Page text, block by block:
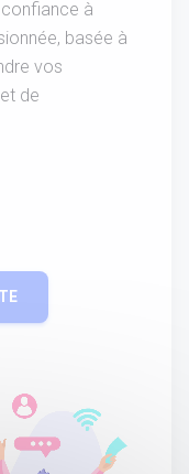
à
basée à
vos
de